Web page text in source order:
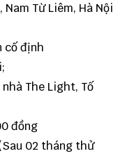
Nam Từ Liêm, Hà Nội
cố định
The Light, Tố
đồng
02 tháng thử